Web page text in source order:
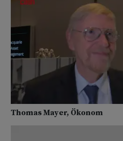
Thomas Mayer, Ökonom